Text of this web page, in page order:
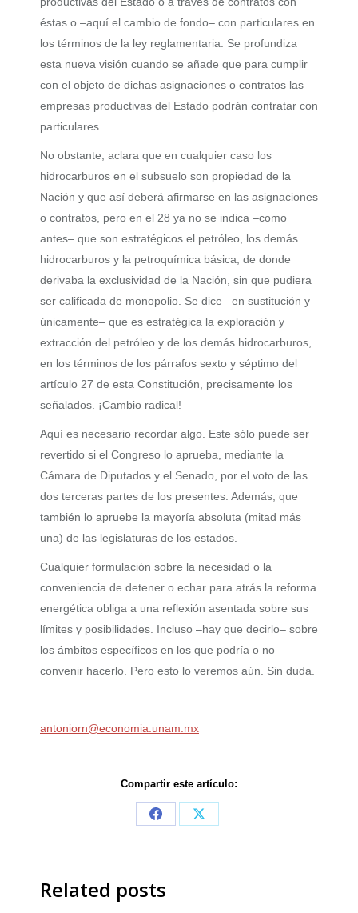
éstas o –aquí el cambio de fondo– con particulares en
los términos de la ley reglamentaria. Se profundiza
esta nueva visión cuando se añade que para cumplir
con el objeto de dichas asignaciones o contratos las
empresas productivas del Estado podrán contratar con
particulares.
No obstante, aclara que en cualquier caso los
hidrocarburos en el subsuelo son propiedad de la
Nación y que así deberá afirmarse en las asignaciones
o contratos, pero en el 28 ya no se indica –como
antes– que son estratégicos el petróleo, los demás
hidrocarburos y la petroquímica básica, de donde
derivaba la exclusividad de la Nación, sin que pudiera
ser calificada de monopolio. Se dice –en sustitución y
únicamente– que es estratégica la exploración y
extracción del petróleo y de los demás hidrocarburos,
en los términos de los párrafos sexto y séptimo del
artículo 27 de esta Constitución, precisamente los
señalados. ¡Cambio radical!
Aquí es necesario recordar algo. Este sólo puede ser
revertido si el Congreso lo aprueba, mediante la
Cámara de Diputados y el Senado, por el voto de las
dos terceras partes de los presentes. Además, que
también lo apruebe la mayoría absoluta (mitad más
una) de las legislaturas de los estados.
Cualquier formulación sobre la necesidad o la
conveniencia de detener o echar para atrás la reforma
energética obliga a una reflexión asentada sobre sus
límites y posibilidades. Incluso –hay que decirlo– sobre
los ámbitos específicos en los que podría o no
convenir hacerlo. Pero esto lo veremos aún. Sin duda.
antoniorn@economia.unam.mx
Compartir este artículo:
Share
Share
Related posts